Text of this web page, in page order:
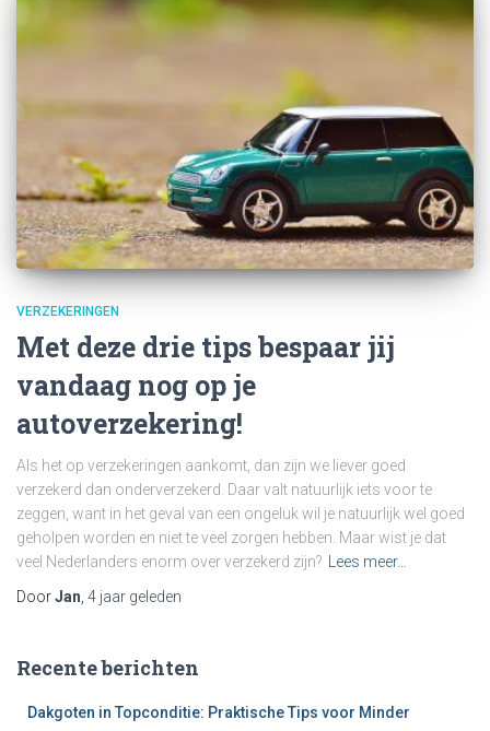
VERZEKERINGEN
Met deze drie tips bespaar jij
vandaag nog op je
autoverzekering!
Als het op verzekeringen aankomt, dan zijn we liever goed
verzekerd dan onderverzekerd. Daar valt natuurlijk iets voor te
zeggen, want in het geval van een ongeluk wil je natuurlijk wel goed
geholpen worden en niet te veel zorgen hebben. Maar wist je dat
veel Nederlanders enorm over verzekerd zijn? Lees meer…
DoorJan, 4 jaar geleden
Recente berichten
Dakgoten in Topconditie: Praktische Tips voor Minder